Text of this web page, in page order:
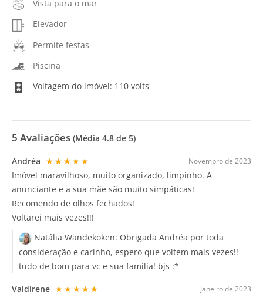
Vista para o mar
Elevador
Permite festas
Piscina
Voltagem do imóvel: 110 volts
5 Avaliações (Média 4.8 de 5)
Novembro de 2023
Andréa ★★★★★
Imóvel maravilhoso, muito organizado, limpinho. A
anunciante e a sua mãe são muito simpáticas!
Recomendo de olhos fechados!
Voltarei mais vezes!!!
Natália Wandekoken: Obrigada Andréa por toda
consideração e carinho, espero que voltem mais vezes!!
tudo de bom para vc e sua família! bjs :*
Janeiro de 2023
Valdirene ★★★★★